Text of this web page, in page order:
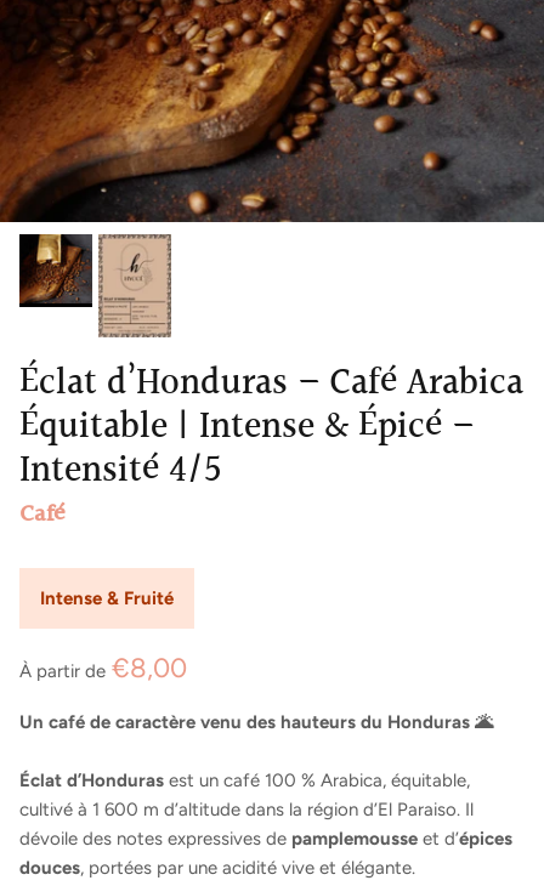
Éclat d’Honduras – Café Arabica
Équitable | Intense & Épicé –
Intensité 4/5
Café
Intense & Fruité
À partir de €8,00
Un café de caractère venu des hauteurs du Honduras 🌋
Éclat d’Honduras est un café 100 % Arabica, équitable,
cultivé à 1 600 m d’altitude dans la région d’El Paraiso. Il
dévoile des notes expressives de pamplemousse et d’épices
douces, portées par une acidité vive et élégante.